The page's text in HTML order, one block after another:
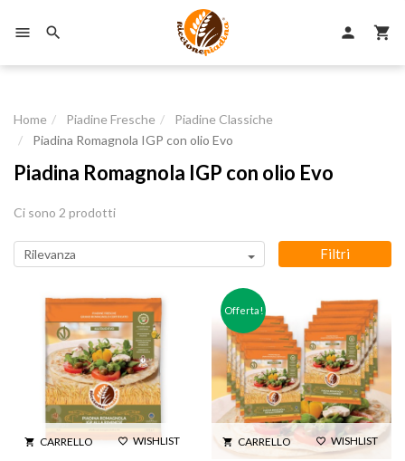
 
person

Home Piadine Fresche
Piadine Classiche
Piadina Romagnola IGP con olio Evo
Piadina Romagnola IGP con olio Evo
Ci sono 2 prodotti
Rilevanza Filtri
 CARRELLO  WISHLIST
Offerta!
 CARRELLO  WISHLIST